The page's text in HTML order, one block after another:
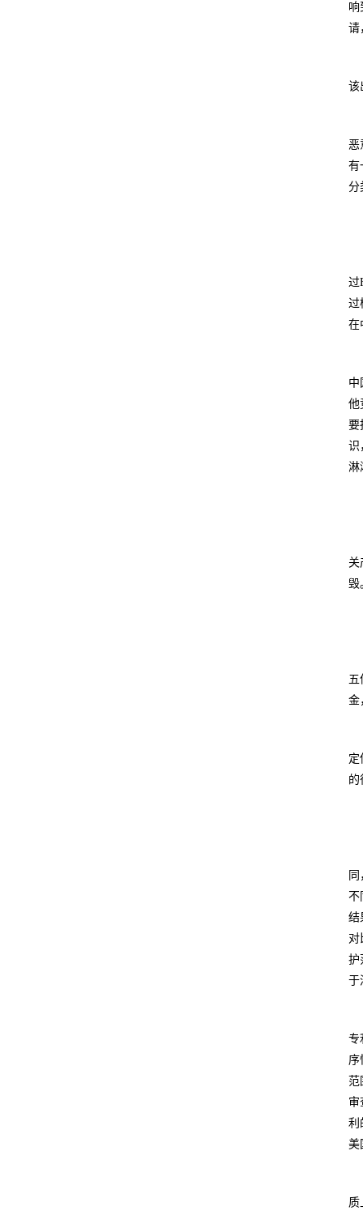
响
请
该
恶
有
分
过
过
在
中
他
要
识
淋
关
毁
五
金
定
的
不
结
对
护
于
专
序
范
审
利
美
质